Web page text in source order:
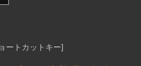
ートカットキー]